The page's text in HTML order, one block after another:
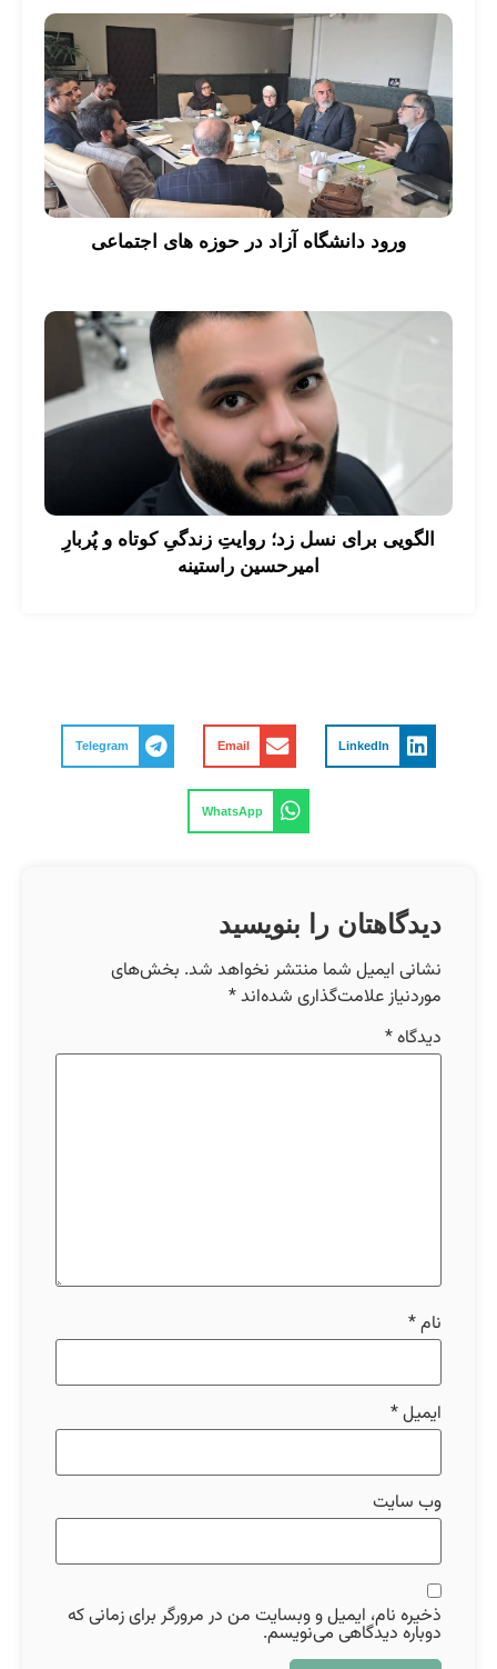
ورود دانشگاه آزاد در حوزه های اجتماعی
الگویی برای نسل زد؛ روایتِ زندگیِ کوتاه و پُربارِ
امیرحسین راستینه
LinkedIn
Email
Telegram
WhatsApp
دیدگاهتان را بنویسید
نشانی ایمیل شما منتشر نخواهد شد. بخش‌های
موردنیاز علامت‌گذاری شده‌اند*
دیدگاه*
نام*
ایمیل*
وب‌ سایت
ذخیره نام، ایمیل و وبسایت من در مرورگر برای زمانی که
دوباره دیدگاهی می‌نویسم.